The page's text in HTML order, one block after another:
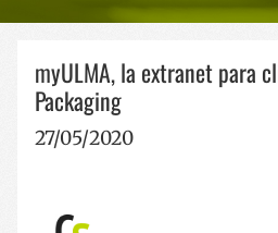
myULMA, la extranet para
Packaging
27/05/2020